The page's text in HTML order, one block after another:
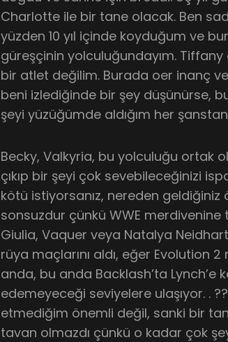
Charlotte ile bir tane olacak. Ben
yüzden 10 yıl içinde koyduğum ve
güreşçinin yolculuğundayım.
bir atlet değilim. Burada oer inanç
beni izlediğinde bir şey düşünürse,
şeyi yüzüğümde aldığım her
Becky, Valkyria, bu yolculuğu ortak
çıkıp bir şeyi çok sevebileceğinizi
kötü istiyorsanız, nereden geldiğiniz
sonsuzdur çünkü WWE
Giulia, Vaquer veya Natalya
rüya maçlarını aldı, eğer Evolution
anda, bu anda Backlash’ta Lynch’e
edemeyeceği seviyelere ulaşıyor. .
etmediğim önemli değil, sanki bir
tavan olmazdı çünkü o kadar çok